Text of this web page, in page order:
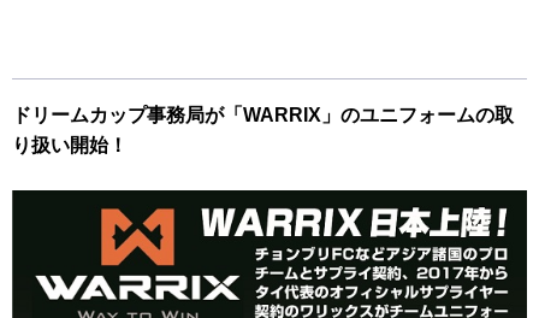
ドリームカップ事務局が「WARRIX」のユニフォームの取
り扱い開始！